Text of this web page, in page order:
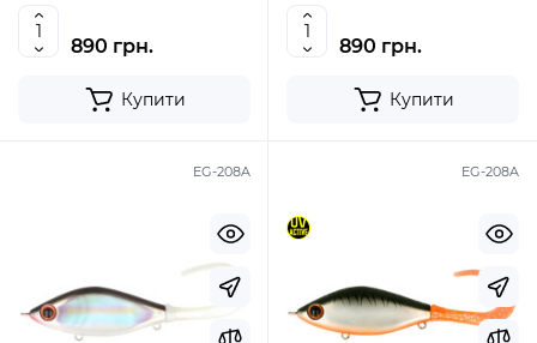
890 грн.
Купити
890 грн.
Купити
EG-208A EG-208A